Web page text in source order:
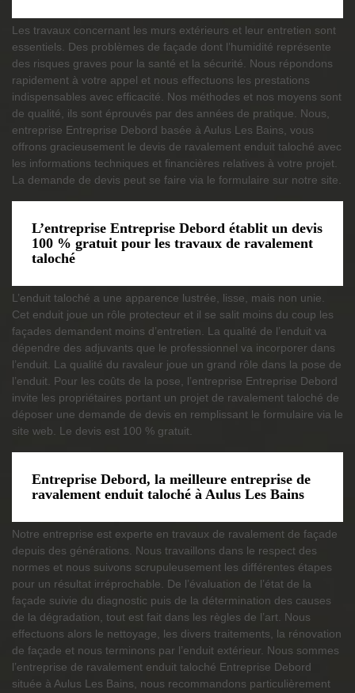
Les travaux concernant les murs extérieurs et leur entretien sont
essentiels. Des problèmes de façade dont l’humidité représente
des risques graves pour la santé et la sécurité. Nous répondons
rapidement à votre appel et nous effectuons les prestations
indispensables avec efficacité. Nos méthodes et nos moyens sont
de qualité, ils sont éprouvés par des années de pratique. Nous,
entreprise Entreprise Debord basée à Aulus Les Bains, vous
offrons gracieusement le devis de ravalement enduit taloché avec
les informations techniques et financières relatives à votre projet.
La demande de devis peut se faire via le formulaire sur notre site.
L’entreprise Entreprise Debord établit un devis
100 % gratuit pour les travaux de ravalement
taloché
L’enduit taloché a une apparence lustrée, lisse, mais non unie.
Cet enduit joue un rôle protecteur et il se salit moins du coup les
façades demandent moins d’entretien. La qualité de l’enduit va
dépendre des adjuvants que le professionnel va incorporer dans
l’enduit. La qualité du ravaleur joue un grand rôle dans la pose de
l’enduit. Pour les coûts de la pose, l’entreprise Entreprise Debord
invite les propriétaires portant un projet de ravalement taloché de
déposer une demande de devis en remplissant le formulaire via le
site web. Le devis est 100 % gratuit.
Entreprise Debord, la meilleure entreprise de
ravalement enduit taloché à Aulus Les Bains
Notre entreprise est experte en travaux de ravalement de façade
depuis des générations. Nous travaillons dans le respect des
normes et nous suivons scrupuleusement les différentes étapes
pour un résultat irréprochable. De l’évaluation de l’état de la
façade suivie du diagnostic puis de la détermination des causes
de la dégradation, tout est fait dans les règles de l’art. Nous
effectuons alors le nettoyage, les divers traitements, la rénovation
de façade et nous terminons par l’enduit extérieur. Nous sommes
l’entreprise de ravalement enduit taloché Entreprise Debord
située à Aulus Les Bains, nous recommandons particulièrement